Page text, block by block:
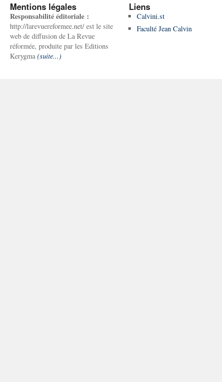
Mentions légales
Responsabilité éditoriale :
http://larevuereformee.net/ est le site
web de diffusion de La Revue
réformée, produite par les Editions
Kerygma (suite...)
Liens
Calvini.st
Faculté Jean Calvin